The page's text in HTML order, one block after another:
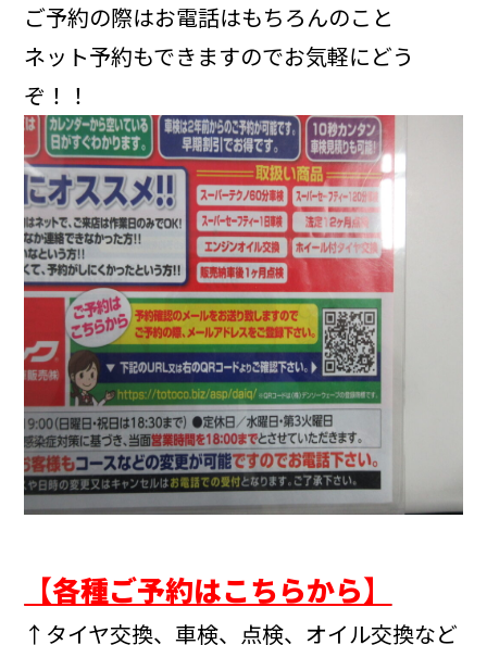
ご予約の際はお電話はもちろんのこと
ネット予約もできますのでお気軽にどう
ぞ！！
【各種ご予約はこちらから】
↑タイヤ交換、車検、点検、オイル交換など